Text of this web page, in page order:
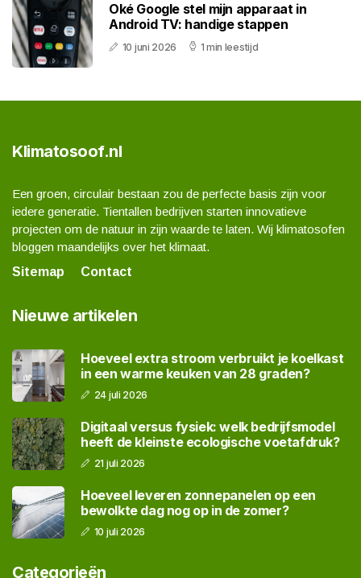
Oké Google stel mijn apparaat in
Android TV: handige stappen
10 juni 2026 1 min leestijd
Klimatosoof.nl
Een groen, circulair bestaan zou de perfecte basis zijn voor
iedere generatie. Tientallen bedrijven starten innovatieve
projecten om de natuur in zijn waarde te laten. Wij klimatosofen
bloggen maandelijks over het klimaat.
Sitemap
Contact
Nieuwe artikelen
Hoeveel extra stroom verbruikt je koelkast
in een warme keuken van 28 graden?
24 juli 2026
Digitaal versus fysiek: welk bedrijfsmodel
heeft de kleinste ecologische voetafdruk?
21 juli 2026
Hoeveel leveren zonnepanelen op een
bewolkte dag nog op in de zomer?
10 juli 2026
Categorieën